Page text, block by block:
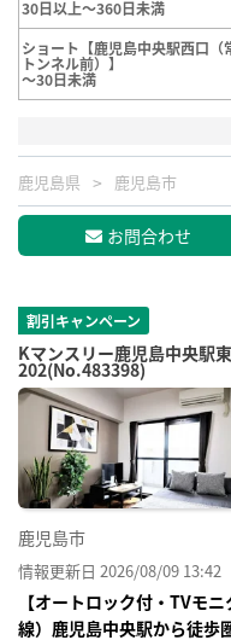
30日以上～360日未満
ショート【鹿児島中央駅西口（
トンネル前）】
～30日未満
鹿児島県 鹿児島市
お問合わせ
割引キャンペーン
Kマンスリー鹿児島中央駅
202(No.483398)
鹿児島市
情報更新日 2026/08/09 13:42
【オートロック付・TVモ
線）鹿児島中央駅から徒歩